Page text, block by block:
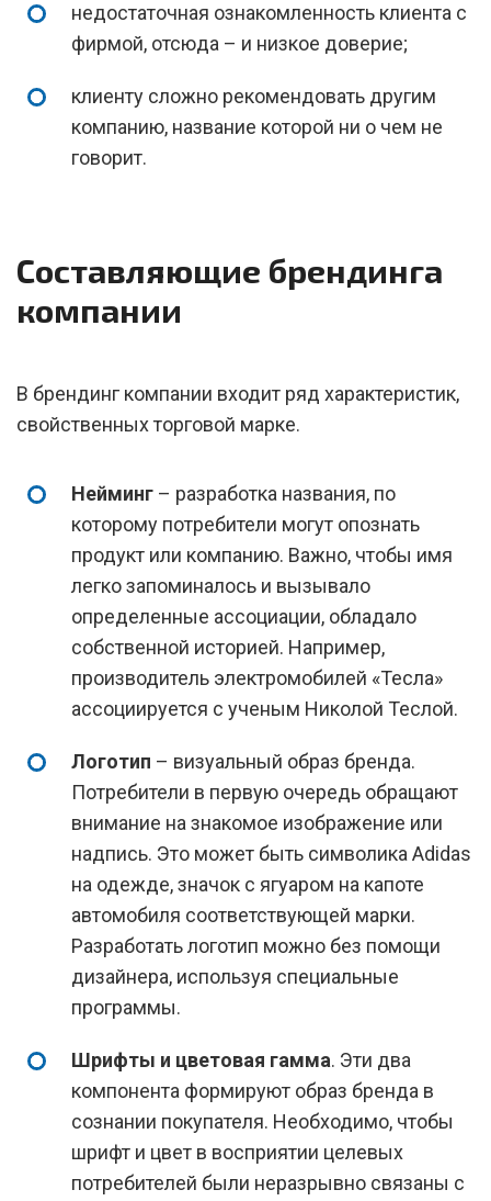
недостаточная ознакомленность клиента с
фирмой, отсюда – и низкое доверие;
клиенту сложно рекомендовать другим
компанию, название которой ни о чем не
говорит.
Составляющие брендинга
компании
В брендинг компании входит ряд характеристик,
свойственных торговой марке.
Нейминг – разработка названия, по
которому потребители могут опознать
продукт или компанию. Важно, чтобы имя
легко запоминалось и вызывало
определенные ассоциации, обладало
собственной историей. Например,
производитель электромобилей «Тесла»
ассоциируется с ученым Николой Теслой.
Логотип – визуальный образ бренда.
Потребители в первую очередь обращают
внимание на знакомое изображение или
надпись. Это может быть символика Adidas
на одежде, значок с ягуаром на капоте
автомобиля соответствующей марки.
Разработать логотип можно без помощи
дизайнера, используя специальные
программы.
Шрифты и цветовая гамма. Эти два
компонента формируют образ бренда в
сознании покупателя. Необходимо, чтобы
шрифт и цвет в восприятии целевых
потребителей были неразрывно связаны с